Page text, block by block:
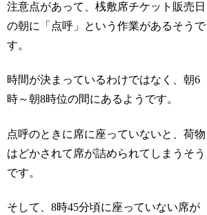
注意点があって、桟敷席チケット販売日
の朝に「点呼」という作業があるそうで
す。
時間が決まっているわけではなく、朝6
時～朝8時位の間にあるようです。
点呼のときに席に座っていないと、荷物
はどかされて席が詰められてしまうそう
です。
そして、8時45分頃に座っていない席が